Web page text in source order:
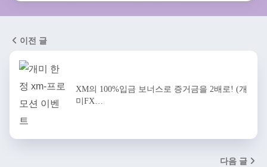
이전 글
XM의 100%입금 보너스로 증거금을 2배로! (개
미FX…
다음 글